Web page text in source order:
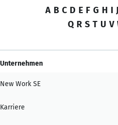
A B C D E F G H I J
Q R S T U V
Unternehmen
New Work SE
Karriere